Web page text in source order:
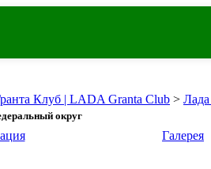
Клуб | LADA Granta Club >
округ
Галерея